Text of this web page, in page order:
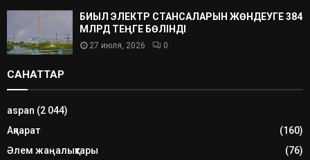
БИЫЛ ЭЛЕКТР СТАНСАЛАРЫН ЖӨНДЕУГЕ 384
МЛРД ТЕҢГЕ БӨЛІНДІ
27 июля, 2026 0
САНАТТАР
aspan (2 044)
Ақпарат
(160)
Әлем жаңалықтары
(76)